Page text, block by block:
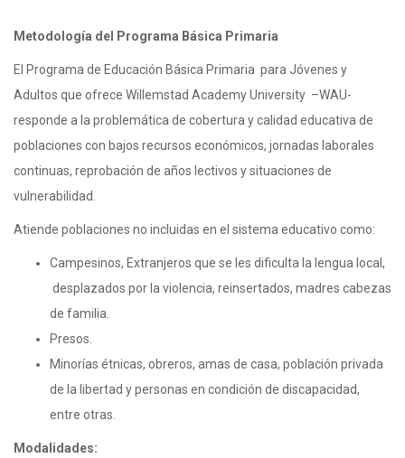
Metodología del Programa Básica Primaria
El Programa de Educación Básica Primaria para Jóvenes y
Adultos que ofrece Willemstad Academy University –WAU-
responde a la problemática de cobertura y calidad educativa de
poblaciones con bajos recursos económicos, jornadas laborales
continuas, reprobación de años lectivos y situaciones de
vulnerabilidad.
Atiende poblaciones no incluidas en el sistema educativo como:
Campesinos, Extranjeros que se les dificulta la lengua local,
desplazados por la violencia, reinsertados, madres cabezas
de familia.
Presos.
Minorías étnicas, obreros, amas de casa, población privada
de la libertad y personas en condición de discapacidad,
entre otras.
Modalidades: